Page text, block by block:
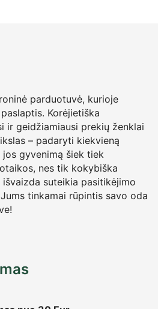
parduotuvė, kurioje
Korėjietiška
ir geidžiamiausi prekių ženklai
– padaryti kiekvieną
gyvenimą šiek tiek
nes tik kokybiška
suteikia pasitikėjimo
tinkamai rūpintis savo oda